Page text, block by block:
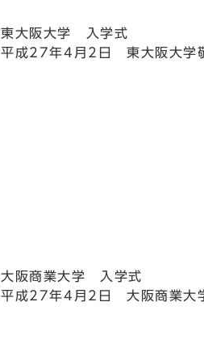
東大阪大学 入学式
平成27年4月2日 東大阪大学
大阪商業大学 入学式
平成27年4月2日 大阪商業大